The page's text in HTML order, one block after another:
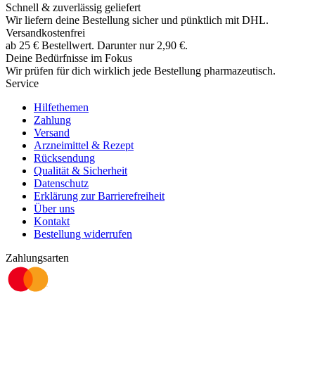
Schnell & zuverlässig geliefert
Wir liefern deine Bestellung sicher und pünktlich mit DHL.
Versandkostenfrei
ab 25 € Bestellwert. Darunter nur 2,90 €.
Deine Bedürfnisse im Fokus
Wir prüfen für dich wirklich jede Bestellung pharmazeutisch.
Service
Hilfethemen
Zahlung
Versand
Arzneimittel & Rezept
Rücksendung
Qualität & Sicherheit
Datenschutz
Erklärung zur Barrierefreiheit
Über uns
Kontakt
Bestellung widerrufen
Zahlungsarten